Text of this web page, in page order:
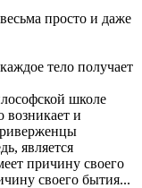
просто и даже
тело получает
школе
возникает и
является
причину своего
своего бытия...